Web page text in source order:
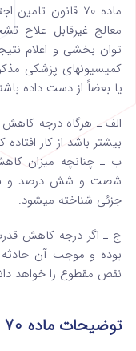
ماده 70 قانون
معالج غیرقابل علاج
توان‌ بخشی و اعلام
یا بعضاً از دست داده
الفـ هرگاه درجه
بیشتر باشد از کار
ب ـ چنانچه میزان
شصت و شش درصد و بعلت
جزئی شناخته‌ میشود.
ج ـ اگر درجه کاهش
بوده و موجب آن حادثه
نقص ‌مقطوع را خواهد
توضیحات ماده 70 قانون تامین اجتماعی